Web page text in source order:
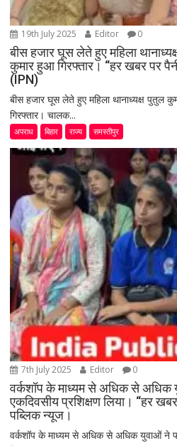
19th July 2025 Editor 0
बीस हजार घूस लेते हुए महिला
कुमार हुआ गिरफ्तार। “हर खबर पर
(IPN)
बीस हजार घूस लेते हुए महिला थानाध्यक्ष पुतुल
गिरफ्तार। चालक...
अपराध बिहार राज्य समस्तीपुर
7th July 2025 Editor 0
वर्कशॉप के माध्यम से अधिक से अधिक
एकदिवसीय प्रशिक्षण लिया। “हर
पब्लिक न्यूज।
वर्कशॉप के माध्यम से अधिक से अधिक युवाओं ने